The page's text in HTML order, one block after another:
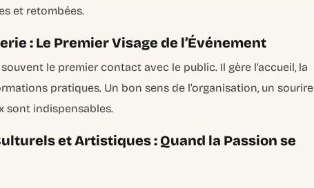
et retombées.
: Le Premier Visage de l’Événement
le premier contact avec le public. Il gère l’accueil, la
pratiques. Un bon sens de l’organisation, un sourire
sont indispensables.
et Artistiques : Quand la Passion se